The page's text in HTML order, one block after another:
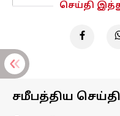
செய்தி
சமீபத்திய